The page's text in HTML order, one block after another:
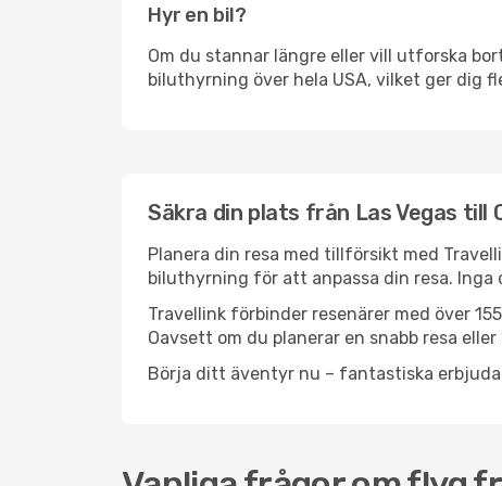
Hyr en bil?
Om du stannar längre eller vill utforska
biluthyrning över hela USA, vilket ger dig
Säkra din plats från Las Vegas till
Planera din resa med tillförsikt med
biluthyrning för att anpassa din resa. Inga
Travellink förbinder resenärer med över
Oavsett om du planerar en snabb resa
Börja ditt äventyr nu – fantastiska